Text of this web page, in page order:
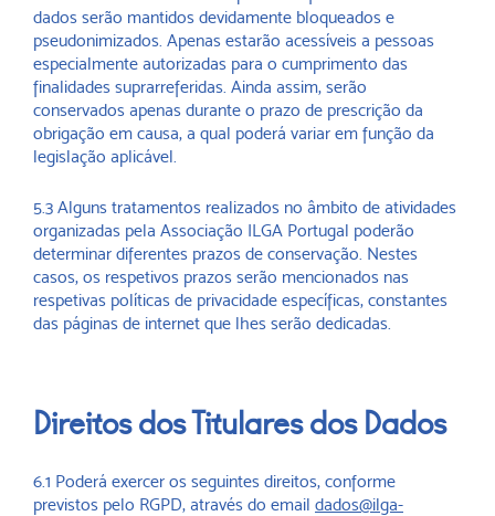
dados serão mantidos devidamente bloqueados e
pseudonimizados. Apenas estarão acessíveis a pessoas
especialmente autorizadas para o cumprimento das
finalidades suprarreferidas. Ainda assim, serão
conservados apenas durante o prazo de prescrição da
obrigação em causa, a qual poderá variar em função da
legislação aplicável.
5.3 Alguns tratamentos realizados no âmbito de atividades
organizadas pela Associação ILGA Portugal poderão
determinar diferentes prazos de conservação. Nestes
casos, os respetivos prazos serão mencionados nas
respetivas políticas de privacidade específicas, constantes
das páginas de internet que lhes serão dedicadas.
Direitos dos Titulares dos Dados
6.1 Poderá exercer os seguintes direitos, conforme
previstos pelo RGPD, através do email dados@ilga-